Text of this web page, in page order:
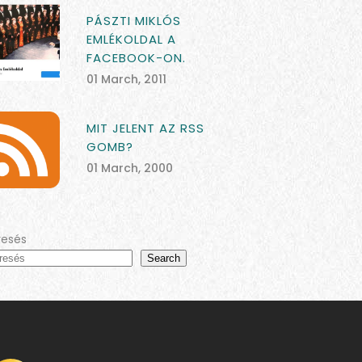
PÁSZTI MIKLÓS
EMLÉKOLDAL A
FACEBOOK-ON.
01 March, 2011
MIT JELENT AZ RSS
GOMB?
01 March, 2000
Search